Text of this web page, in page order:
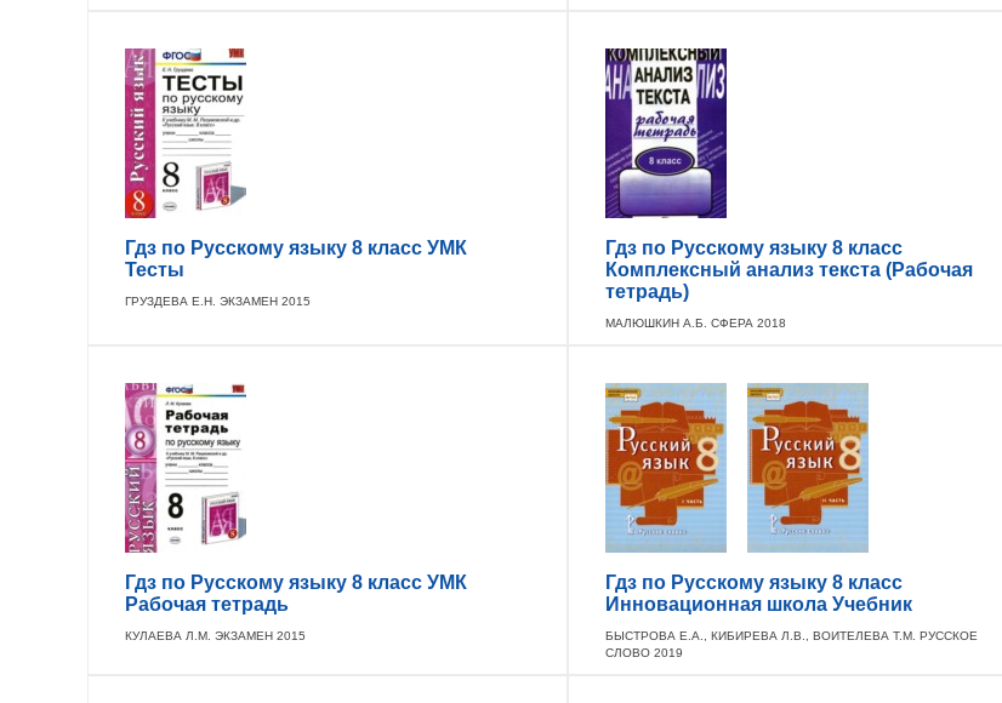
Гдз по Русскому языку 8 класс УМК
Тесты
ГРУЗДЕВА Е.Н. ЭКЗАМЕН 2015
Гдз по Русскому языку 8 класс
Комплексный анализ текста (Рабочая
тетрадь)
МАЛЮШКИН А.Б. СФЕРА 2018
Гдз по Русскому языку 8 класс УМК
Рабочая тетрадь
КУЛАЕВА Л.М. ЭКЗАМЕН 2015
Гдз по Русскому языку 8 класс
Инновационная школа Учебник
БЫСТРОВА Е.А., КИБИРЕВА Л.В., ВОИТЕЛЕВА Т.М. РУССКОЕ
СЛОВО 2019